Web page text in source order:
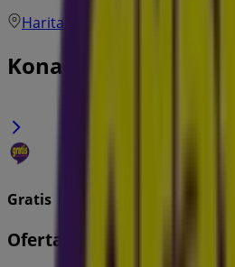
Harita
Konak-Gratis fırsatları
Gratis
Oferta